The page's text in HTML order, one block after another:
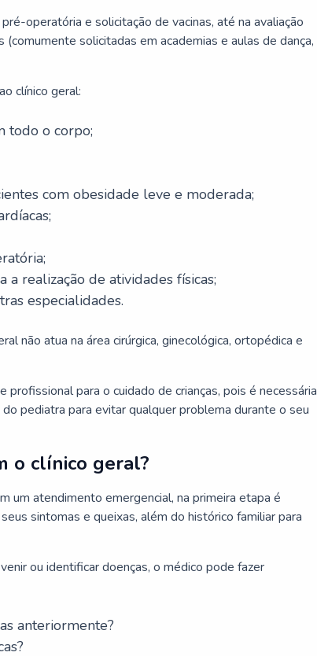
operatória e solicitação de vacinas, até na avaliação
(comumente solicitadas em academias e aulas de dança,
clínico geral:
todo o corpo;
com obesidade leve e moderada;
a realização de atividades físicas;
especialidades.
não atua na área cirúrgica, ginecológica, ortopédica e
profissional para o cuidado de crianças, pois é necessária
pediatra para evitar qualquer problema durante o seu
o clínico geral?
um atendimento emergencial, na primeira etapa é
sintomas e queixas, além do histórico familiar para
ou identificar doenças, o médico pode fazer
anteriormente?